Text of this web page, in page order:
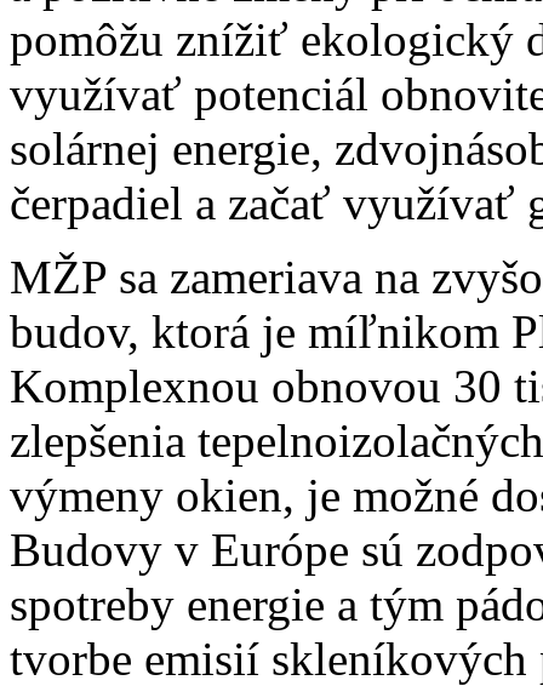
pomôžu znížiť ekologický
využívať potenciál
solárnej energie,
čerpadiel a začať využívať
MŽP sa zameriava na
budov, ktorá je míľnikom
Komplexnou obnovou 30
zlepšenia
výmeny okien, je možné
Budovy v Európe sú
spotreby energie a tým
tvorbe emisií